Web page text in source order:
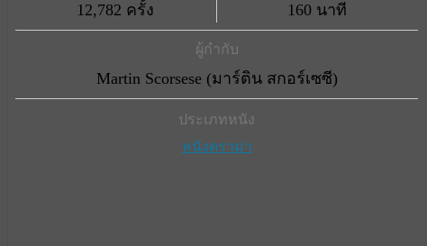
12,782 ครั้ง 160 นาที
ผู้กำกับ
Martin Scorsese (มาร์ติน สกอร์เซซี)
ประเภทหนัง
หนังดราม่า